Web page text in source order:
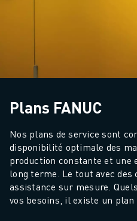
Plans FANUC
Nos plans de service sont
disponibilité optimale des
production constante et une
long terme. Le tout avec
assistance sur mesure.
vos besoins, il existe un plan